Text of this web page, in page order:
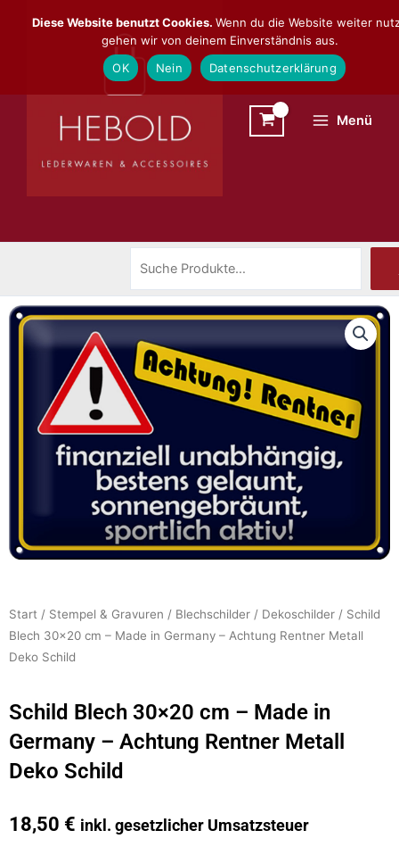
Inhalt
Menü
Start / Stempel & Gravuren / Blechschilder / Dekoschilder / Schild
Blech 30×20 cm – Made in Germany – Achtung Rentner Metall
Deko Schild
Schild Blech 30×20 cm – Made in
Germany – Achtung Rentner Metall
Deko Schild
18,50 € inkl. gesetzlicher Umsatzsteuer
Diese Website benutzt Cookies. Wenn du die Website weiter
gehen wir von deinem Einverständnis aus.
OK
Nein Datenschutzerklärung